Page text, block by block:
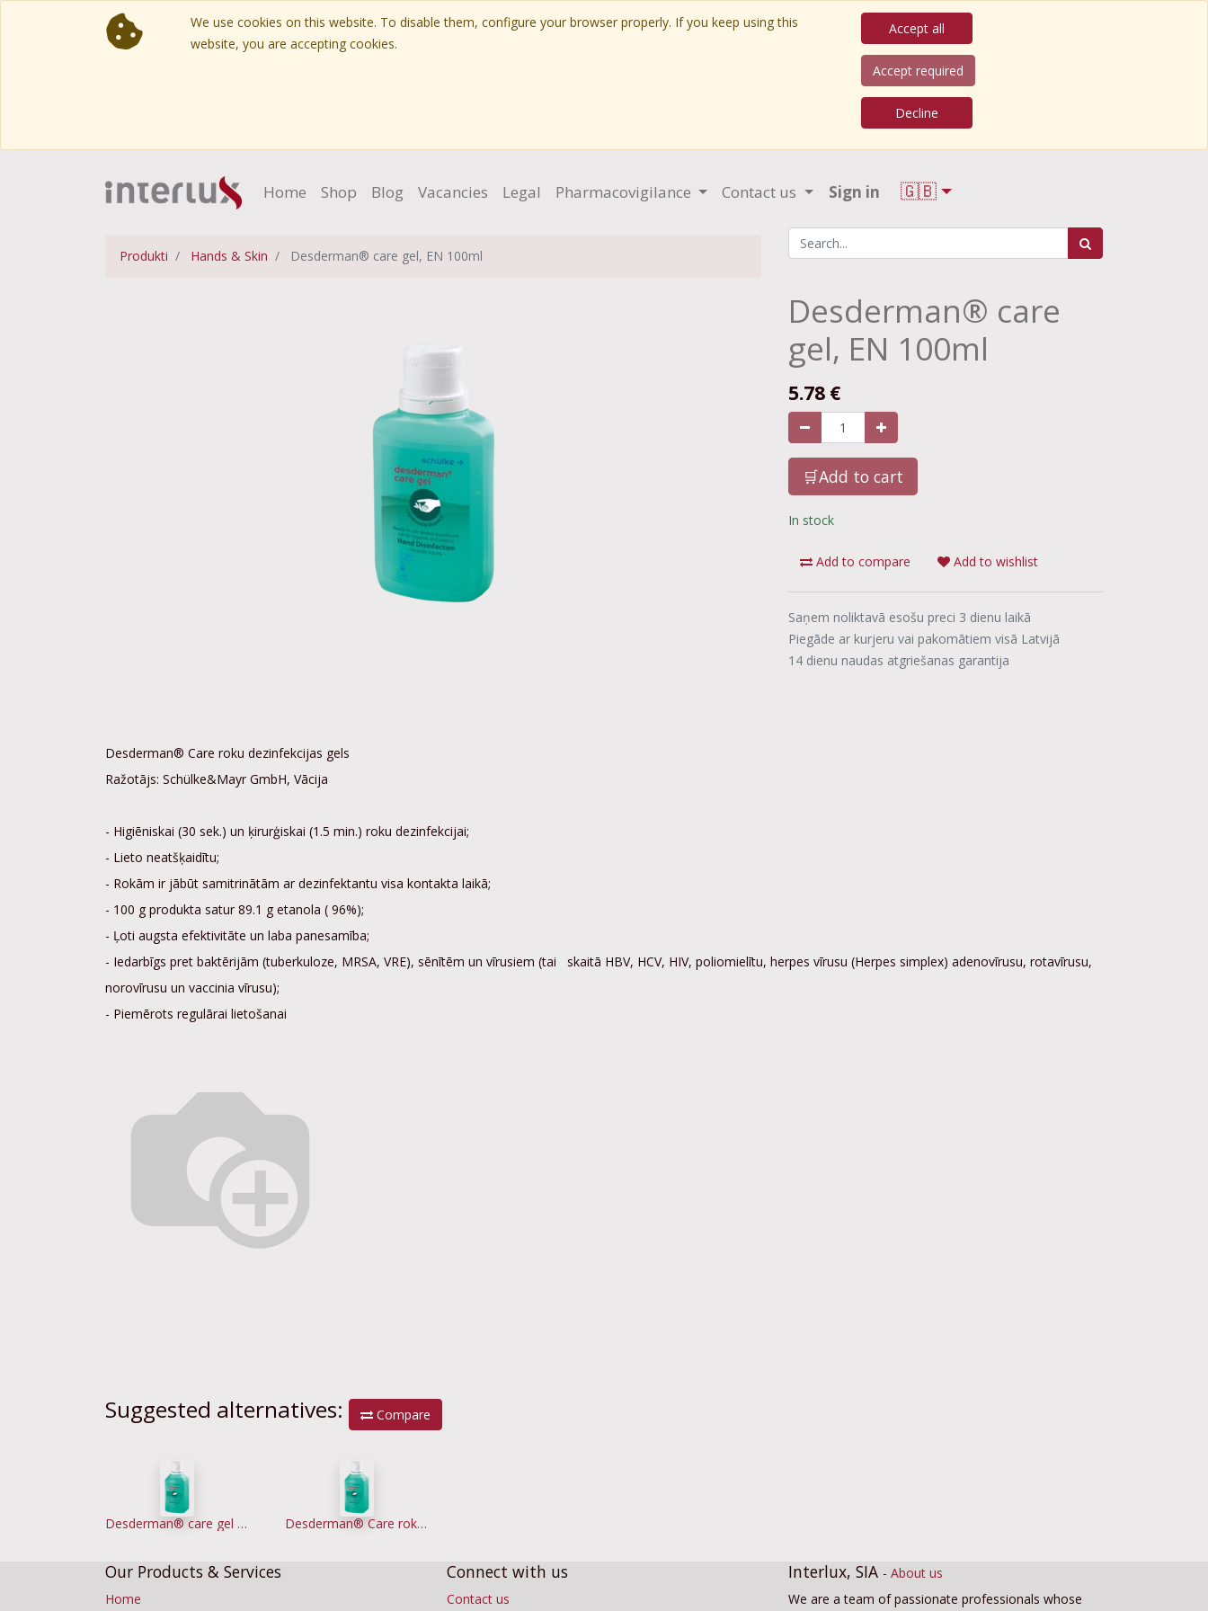
We use cookies on this website. To disable them, configure your browser properly. If you keep using this
website, you are accepting cookies.
Accept all
Accept required
Decline
Home Shop Blog Vacancies Legal Pharmacovigilance Contact us Sign in 🇬🇧
Produkti Hands & Skin Desderman® care gel, EN 100ml
Desderman® care
gel, EN 100ml
5.78 €
🛒Add to cart
In stock
Add to compare Add to wishlist
Saņem noliktavā esošu preci 3 dienu laikā
Piegāde ar kurjeru vai pakomātiem visā Latvijā
14 dienu naudas atgriešanas garantija
Desderman® Care roku dezinfekcijas gels
Ražotājs: Schülke&Mayr GmbH, Vācija
- Higiēniskai (30 sek.) un ķirurģiskai (1.5 min.) roku dezinfekcijai;
- Lieto neatšķaidītu;
- Rokām ir jābūt samitrinātām ar dezinfektantu visa kontakta laikā;
- 100 g produkta satur 89.1 g etanola ( 96%);
- Ļoti augsta efektivitāte un laba panesamība;
- Iedarbīgs pret baktērijām (tuberkuloze, MRSA, VRE), sēnītēm un vīrusiem (tai skaitā HBV, HCV, HIV, poliomielītu, herpes vīrusu (Herpes simplex) adenovīrusu, rotavīrusu,
norovīrusu un vaccinia vīrusu);
- Piemērots regulārai lietošanai
Suggested alternatives: Compare
Desderman® care gel DE-FR-EN-PT 500 ml FL Desderman® Care roku dezinfekcijas gēls 1L
Our Products & Services
Home
Connect with us
Contact us
Interlux, SIA - About us
We are a team of passionate professionals whose